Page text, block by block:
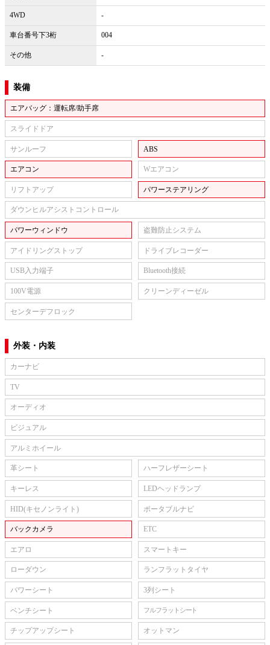
4WD -
車台番号下3桁 004
その他 -
装備
エアバッグ：運転席/助手席
スライドドア
サンルーフ ABS
エアコン Wエアコン
リフトアップ パワーステアリング
ダウンヒルアシストコントロール
パワーウィンドウ 盗難防止システム
アイドリングストップ ドライブレコーダー
USB入力端子 Bluetooth接続
100V電源 クリーンディーゼル
センターデフロック
外装・内装
カーナビ
TV
オーディオ
ビジュアル
アルミホイール
革シート ハーフレザーシート
キーレス LEDヘッドランプ
HID(キセノンライト) ポータブルナビ
バックカメラ ETC
エアロ スマートキー
ローダウン ランフラットタイヤ
パワーシート 3列シート
ベンチシート フルフラットシート
チップアップシート オットマン